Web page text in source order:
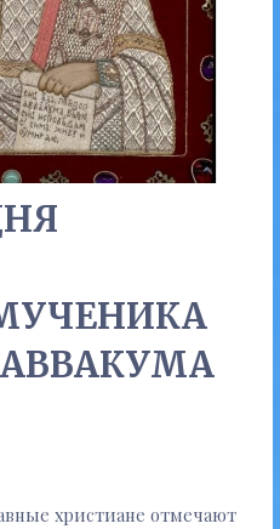
христиане отмечают